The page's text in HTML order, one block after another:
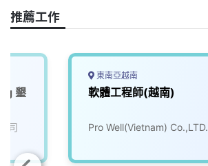
o
k
n
k
推薦工作
墾
司
東南亞越南
軟體工程師(越南)
Pro Well(Vietnam) Co.,LTD.